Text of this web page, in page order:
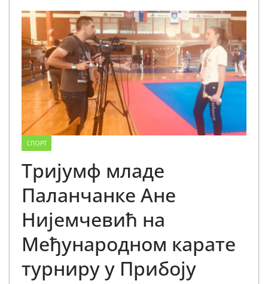
СПОРТ
Тријумф младе
Паланчанке Ане
Нијемчевић на
Међународном карате
турниру у Прибоју